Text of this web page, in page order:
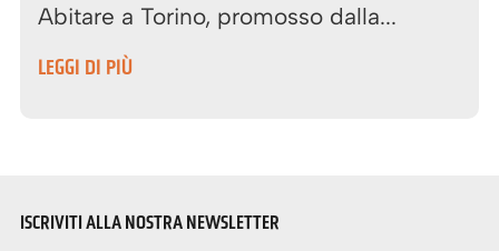
Abitare a Torino, promosso dalla...
LEGGI DI PIÙ
ISCRIVITI ALLA NOSTRA NEWSLETTER